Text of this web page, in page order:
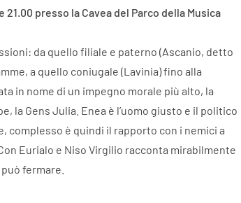
presso la Cavea del Parco della Musica
da quello filiale e paterno (Ascanio, detto
a quello coniugale (Lavinia) fino alla
in nome di un impegno morale più alto, la
la Gens Julia. Enea è l’uomo giusto e il politico
complesso è quindi il rapporto con i nemici a
Eurialo e Niso Virgilio racconta mirabilmente
fermare.